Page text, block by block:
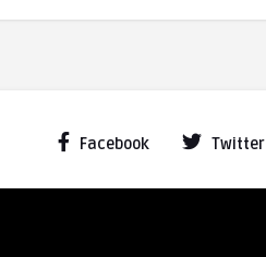
Facebook Twitter